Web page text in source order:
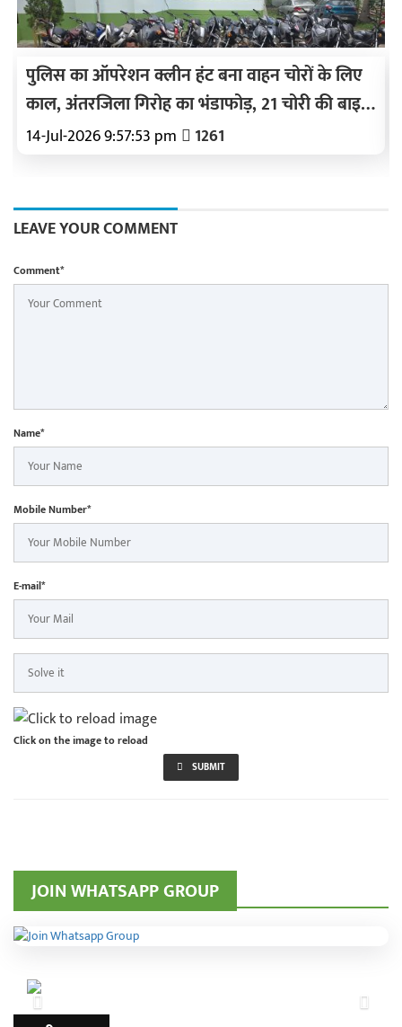
पुलिस का ऑपरेशन क्लीन हंट बना वाहन चोरों के लिए
काल, अंतरजिला गिरोह का भंडाफोड़, 21 चोरी की बाइक
बरामद, 5 शातिर गिरफ्तार
14-Jul-2026 9:57:53 pm 1261
LEAVE YOUR COMMENT
Comment*
Name*
Mobile Number*
E-mail*
Click on the image to reload
SUBMIT
JOIN WHATSAPP GROUP
Previous Next